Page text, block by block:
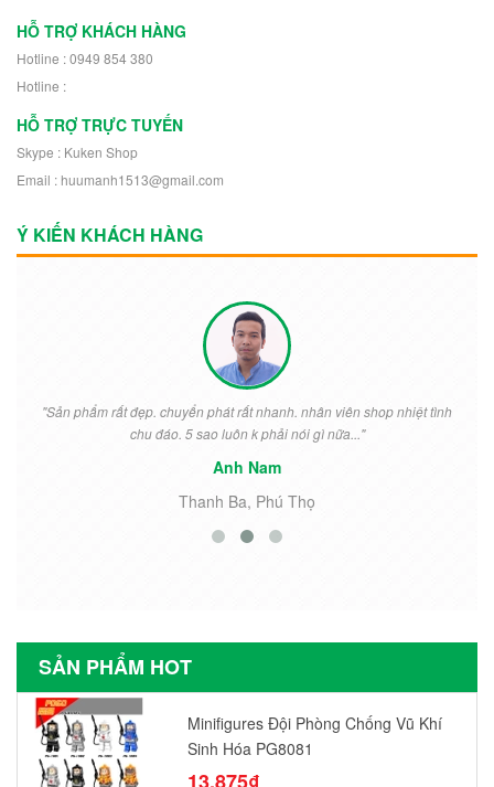
HỖ TRỢ KHÁCH HÀNG
Hotline : 0949 854 380
Hotline :
HỖ TRỢ TRỰC TUYẾN
Skype : Kuken Shop
Email : huumanh1513@gmail.com
Ý KIẾN KHÁCH HÀNG
"Sản phẩm rất đẹp. chuyển phát rất nhanh. nhân viên shop nhiệt tình
chu đáo. 5 sao luôn k phải nói gì nữa..."
Anh Nam
Thanh Ba, Phú Thọ
SẢN PHẨM HOT
Minifigures Đội Phòng Chống Vũ Khí
Sinh Hóa PG8081